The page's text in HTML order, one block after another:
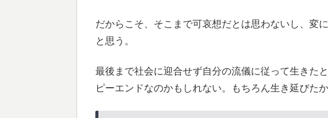
だからこそ、そこまで可哀想だとは思わないし、変
と思う。
最後まで社会に迎合せず自分の流儀に従って生きた
ピーエンドなのかもしれない。もちろん生き延びた